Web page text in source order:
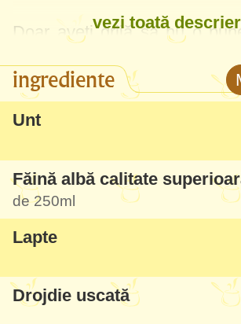
Doar aveți grijă să nu o
pentru păstrare se întărește
în compoziție) - eu am
portionat, pentru că am
puțin am dat în bară punând-
întărit aluatul de la plăcintă
fraged și moale.
în rețeta originală se
zahăr la 1 portocală -
vezi toată
ingrediente
Unt
Făină albă calitate
de250ml
Lapte
Drojdie uscată